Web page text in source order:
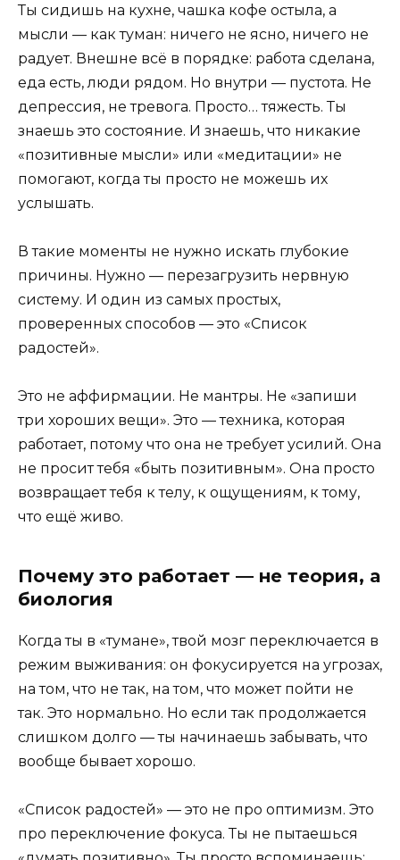
Ты сидишь на кухне, чашка кофе остыла, а
мысли — как туман: ничего не ясно, ничего не
радует. Внешне всё в порядке: работа сделана,
еда есть, люди рядом. Но внутри — пустота. Не
депрессия, не тревога. Просто… тяжесть. Ты
знаешь это состояние. И знаешь, что никакие
«позитивные мысли» или «медитации» не
помогают, когда ты просто не можешь их
услышать.
В такие моменты не нужно искать глубокие
причины. Нужно — перезагрузить нервную
систему. И один из самых простых,
проверенных способов — это «Список
радостей».
Это не аффирмации. Не мантры. Не «запиши
три хороших вещи». Это — техника, которая
работает, потому что она не требует усилий. Она
не просит тебя «быть позитивным». Она просто
возвращает тебя к телу, к ощущениям, к тому,
что ещё живо.
Почему это работает — не теория, а
биология
Когда ты в «тумане», твой мозг переключается в
режим выживания: он фокусируется на угрозах,
на том, что не так, на том, что может пойти не
так. Это нормально. Но если так продолжается
слишком долго — ты начинаешь забывать, что
вообще бывает хорошо.
«Список радостей» — это не про оптимизм. Это
про переключение фокуса. Ты не пытаешься